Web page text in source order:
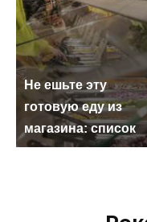
Не ешьте эту
готовую еду из
магазина: список